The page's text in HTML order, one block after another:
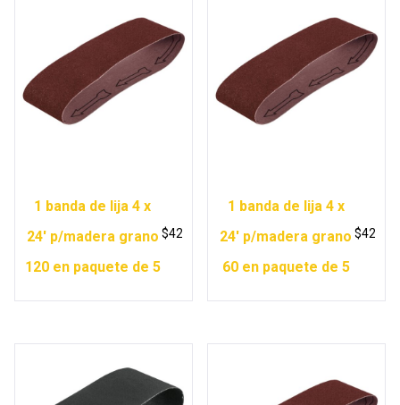
1 banda de lija 4 x
24′ p/madera grano
120 en paquete de 5
$42
1 banda de lija 4 x
24′ p/madera grano
60 en paquete de 5
$42